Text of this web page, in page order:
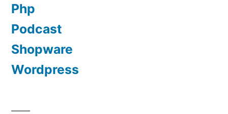
Php
Podcast
Shopware
Wordpress